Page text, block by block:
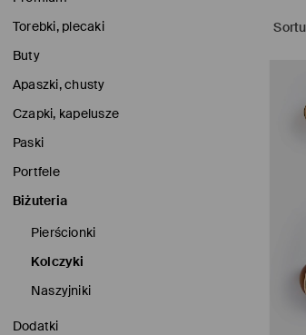
Torebki, plecaki
Buty
Apaszki, chusty
Czapki, kapelusze
Paski
Portfele
Biżuteria
Pierścionki
Kolczyki
Naszyjniki
Dodatki